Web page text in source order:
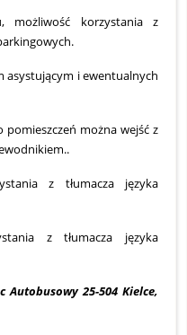
możliwość korzystania z
asystującym i ewentualnych
można wejść z
z tłumacza języka
z tłumacza języka
Autobusowy 25-504 Kielce,